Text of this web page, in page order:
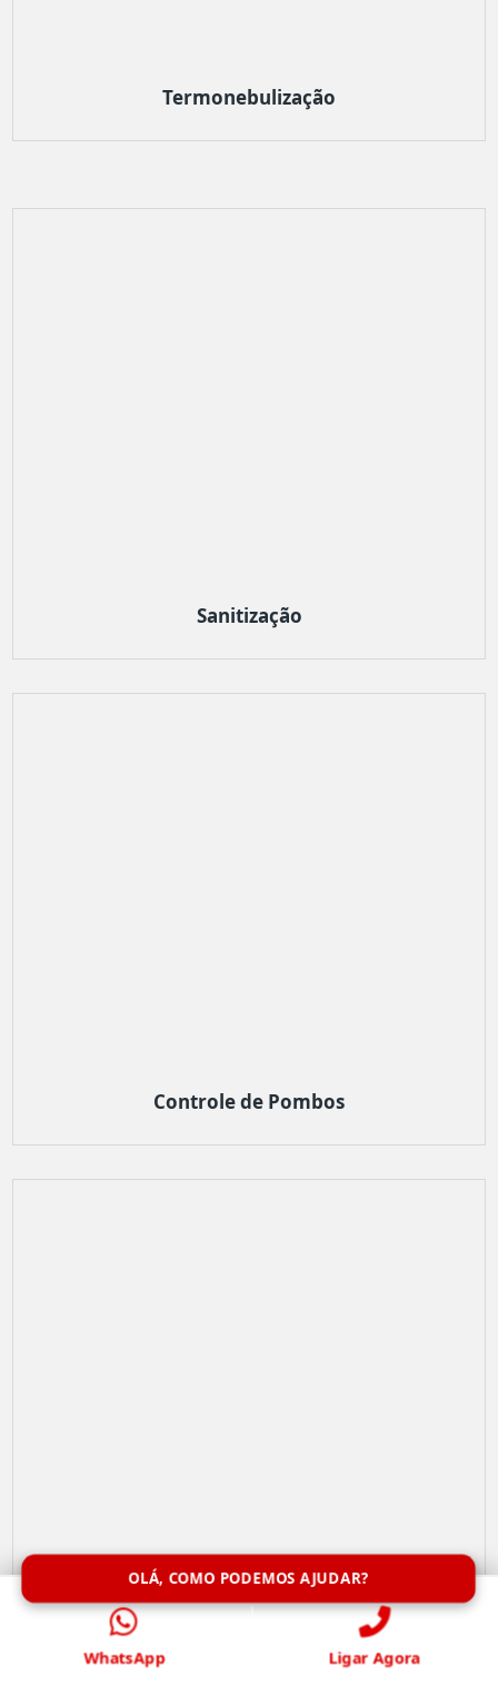
Termonebulização
Sanitização
Controle de Pombos
Remoção de Abelhas
OLÁ, COMO PODEMOS AJUDAR?
WhatsApp Ligar Agora